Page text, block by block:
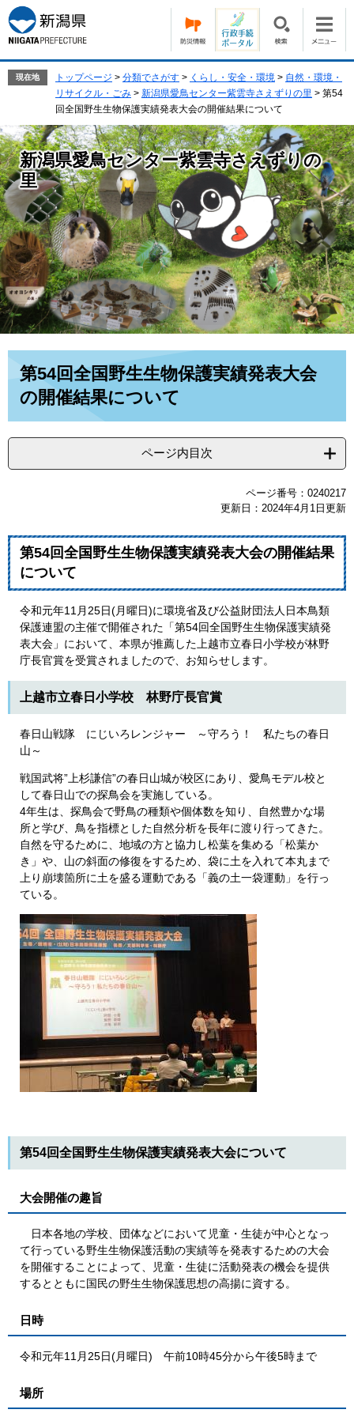
ー
ジ
の
す。
ニ
ュ
ー
し
て
本
文
へ
現在地 トップページ > 分類でさがす > くらし・安全・環境 > 自然・環境・
リサイクル・ごみ > 新潟県愛鳥センター紫雲寺さえずりの里 > 第54
回全国野生生物保護実績発表大会の開催結果について
新潟県愛鳥センター紫雲寺さえずりの
里
第54回全国野生生物保護実績発表大会
の開催結果について
ページ内目次
ページ番号：0240217
更新日：2024年4月1日更新
第54回全国野生生物保護実績発表大会の開催結果
について
令和元年11月25日(月曜日)に環境省及び公益財団法人日本鳥類
保護連盟の主催で開催された「第54回全国野生生物保護実績発
表大会」において、本県が推薦した上越市立春日小学校が林野
庁長官賞を受賞されましたので、お知らせします。
上越市立春日小学校 林野庁長官賞
春日山戦隊 にじいろレンジャー ～守ろう！ 私たちの春日
山～
戦国武将”上杉謙信”の春日山城が校区にあり、愛鳥モデル校と
して春日山での探鳥会を実施している。
4年生は、探鳥会で野鳥の種類や個体数を知り、自然豊かな場
所と学び、鳥を指標とした自然分析を長年に渡り行ってきた。
自然を守るために、地域の方と協力し松葉を集める「松葉か
き」や、山の斜面の修復をするため、袋に土を入れて本丸まで
上り崩壊箇所に土を盛る運動である「義の土一袋運動」を行っ
ている。
第54回全国野生生物保護実績発表大会について
大会開催の趣旨
日本各地の学校、団体などにおいて児童・生徒が中心となっ
て行っている野生生物保護活動の実績等を発表するための大会
を開催することによって、児童・生徒に活動発表の機会を提供
するとともに国民の野生生物保護思想の高揚に資する。
日時
令和元年11月25日(月曜日) 午前10時45分から午後5時まで
場所